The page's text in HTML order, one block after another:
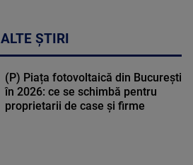
ALTE ȘTIRI
(P) Piața fotovoltaică din București
în 2026: ce se schimbă pentru
proprietarii de case și firme